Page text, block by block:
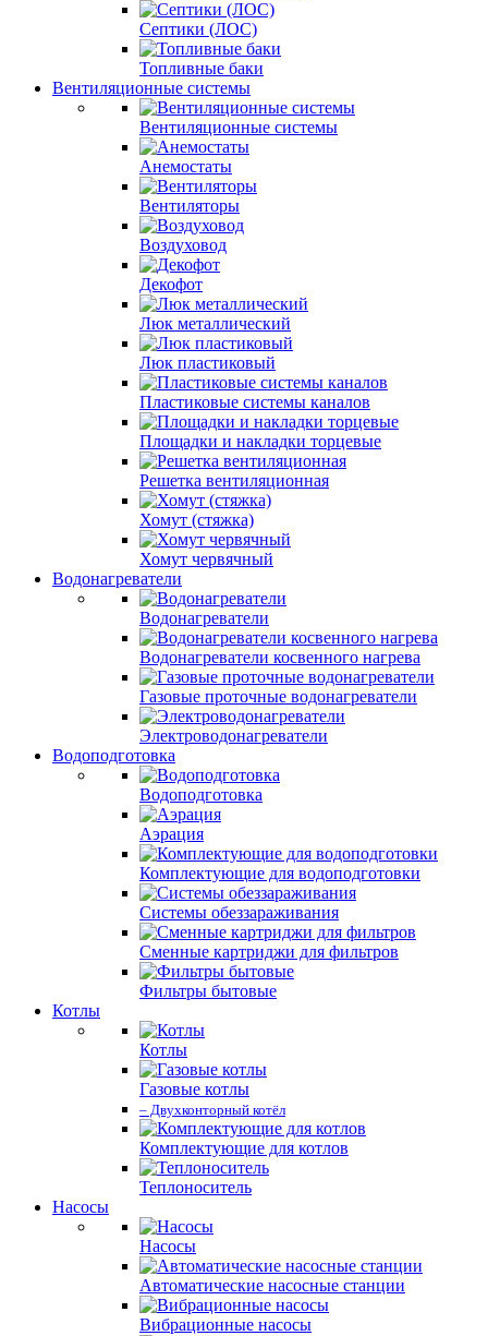
Септики (ЛОС)
Топливные баки
Вентиляционные системы
Вентиляционные системы
Анемостаты
Вентиляторы
Воздуховод
Декофот
Люк металлический
Люк пластиковый
Пластиковые системы каналов
Площадки и накладки торцевые
Решетка вентиляционная
Хомут (стяжка)
Хомут червячный
Водонагреватели
Водонагреватели
Водонагреватели косвенного нагрева
Газовые проточные водонагреватели
Электроводонагреватели
Водоподготовка
Водоподготовка
Аэрация
Комплектующие для водоподготовки
Системы обеззараживания
Сменные картриджи для фильтров
Фильтры бытовые
Котлы
Котлы
Газовые котлы
– Двухконторный котёл
Комплектующие для котлов
Теплоноситель
Насосы
Насосы
Автоматические насосные станции
Вибрационные насосы